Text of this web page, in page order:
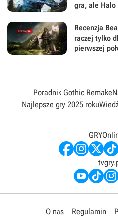
gra, ale Halo
Recenzja
raczej tylko
pierwszej
Poradnik Gothic Remake
Najlepsze gry 2025 roku
O nas Regulamin